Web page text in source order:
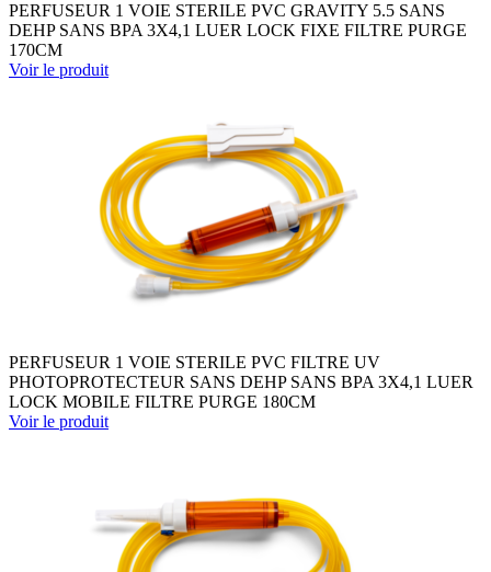
PERFUSEUR 1 VOIE STERILE PVC GRAVITY 5.5 SANS
DEHP SANS BPA 3X4,1 LUER LOCK FIXE FILTRE PURGE
170CM
Voir le produit
PERFUSEUR 1 VOIE STERILE PVC FILTRE UV
PHOTOPROTECTEUR SANS DEHP SANS BPA 3X4,1 LUER
LOCK MOBILE FILTRE PURGE 180CM
Voir le produit